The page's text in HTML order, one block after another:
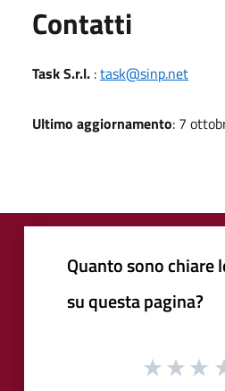
Contatti
Task S.r.l. :task@sinp.net
Ultimo aggiornamento: 7
Quanto sono chiare
su questa pagina?